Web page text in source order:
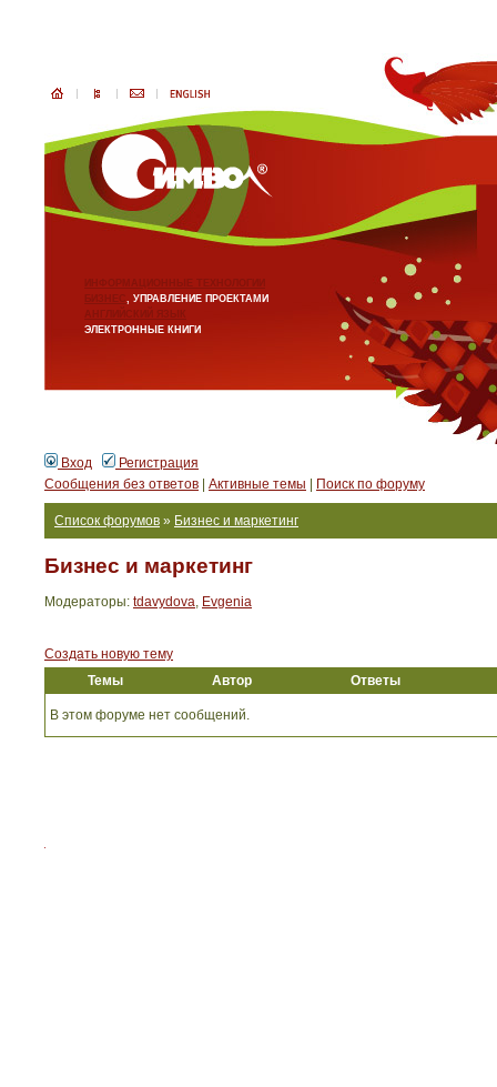
ИНФОРМАЦИОННЫЕ ТЕХНОЛОГИИ
БИЗНЕС, УПРАВЛЕНИЕ ПРОЕКТАМИ
АНГЛИЙСКИЙ ЯЗЫК
ЭЛЕКТРОННЫЕ КНИГИ
Вход
Регистрация
Сообщения без ответов
Активные темы Поиск по форуму
Список форумов » Бизнес и маркетинг
Бизнес и маркетинг
Модераторы: tdavydova, Evgenia
Создать новую тему
Темы
Автор Ответы
В этом форуме нет сообщений.